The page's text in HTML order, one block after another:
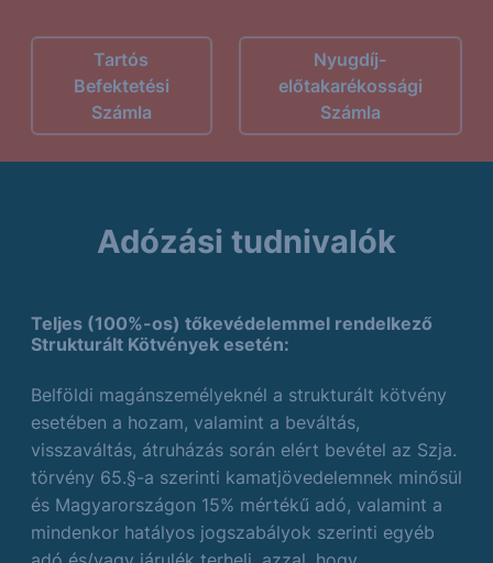
Tartós
Befektetési
Számla
Nyugdíj-
előtakarékossági
Számla
Adózási tudnivalók
Teljes (100%-os) tőkevédelemmel rendelkező
Strukturált Kötvények esetén:
Belföldi magánszemélyeknél a strukturált kötvény
esetében a hozam, valamint a beváltás,
visszaváltás, átruházás során elért bevétel az Szja.
törvény 65.§-a szerinti kamatjövedelemnek minősül
és Magyarországon 15% mértékű adó, valamint a
mindenkor hatályos jogszabályok szerinti egyéb